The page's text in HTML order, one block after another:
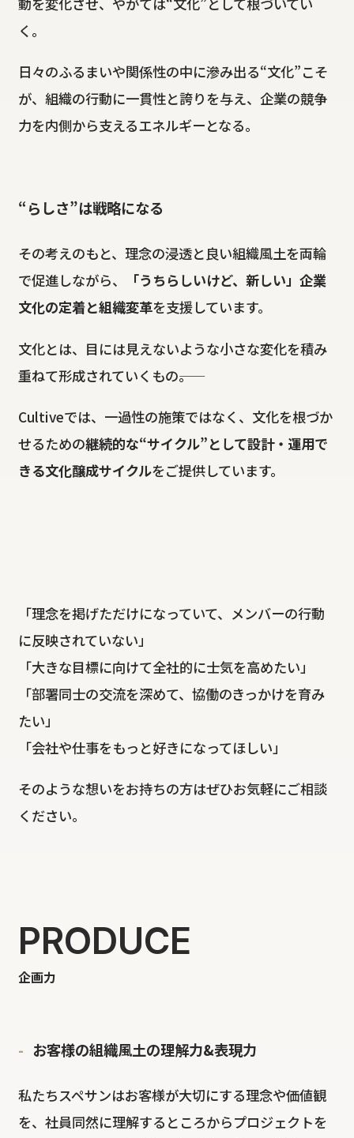
く。
日々のふるまいや関係性の中に滲み出る“文化”こそ
が、組織の行動に一貫性と誇りを与え、企業の競争
力を内側から支えるエネルギーとなる。
“らしさ”は戦略になる
その考えのもと、理念の浸透と良い組織風土を両輪
で促進しながら、
「うちらしいけど、新しい」企業
文化の定着と組織変革を支援しています。
文化とは、目には見えないような小さな変化を積み
重ねて形成されていくもの――。
Cultiveでは、一過性の施策ではなく、文化を根づか
せるための継続的な“サイクル”として設計・運用で
きる文化醸成サイクルをご提供しています。
「理念を掲げただけになっていて、メンバーの行動
に反映されていない」
「大きな目標に向けて全社的に士気を高めたい」
「部署同士の交流を深めて、協働のきっかけを育み
たい」
「会社や仕事をもっと好きになってほしい」
そのような想いをお持ちの方はぜひお気軽にご相談
ください。
PRODUCE
企画力
お客様の組織風土の理解力&表現力
私たちスペサンはお客様が大切にする理念や価値観
を、社員同然に理解するところからプロジェクトを